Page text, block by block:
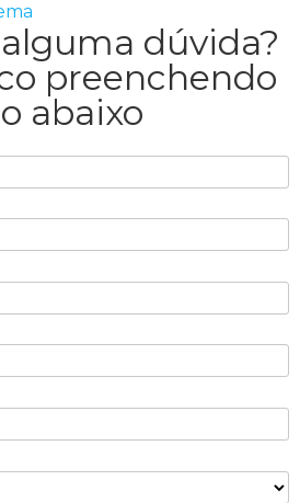
dúvida?
preenchendo
abaixo